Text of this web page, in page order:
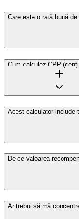
Care este o rată bună
Cum calculez CPP
Acest calculator include
De ce valoarea
Ar trebui să mă